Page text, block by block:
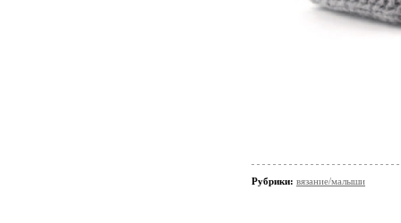
Рубрики: вязание/малыши